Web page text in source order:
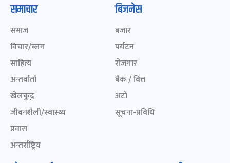
समाचार
समाज
विचार/ब्लग
साहित्य
अन्तर्वार्ता
खेलकुद़़
जीवनशैली/स्वास्थ्य
प्रवास
अन्तर्राष्ट्रिय
बिजनेस
बजार
पर्यटन
रोजगार
बैंक / वित्त
अटो
सूचना-प्रविधि